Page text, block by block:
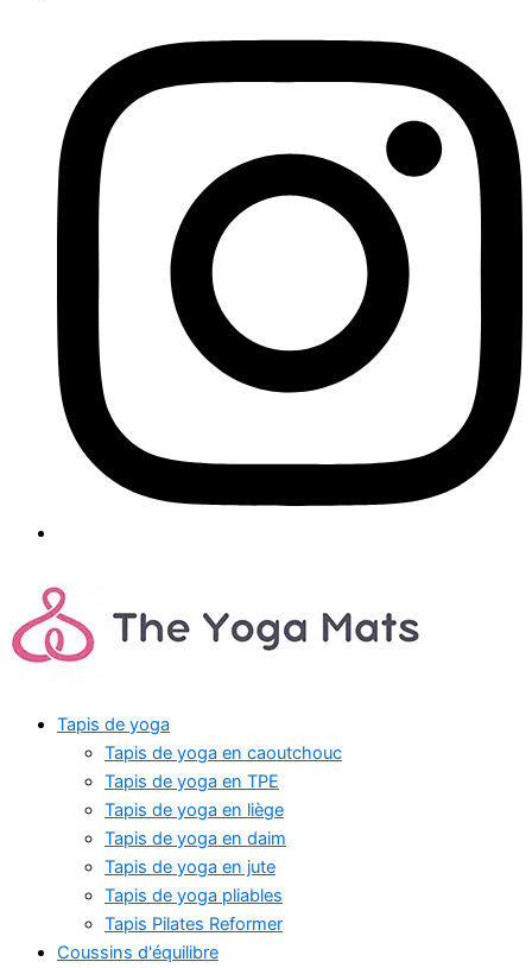
Tapis de yoga
Tapis de yoga en caoutchouc
Tapis de yoga en TPE
Tapis de yoga en liège
Tapis de yoga en daim
Tapis de yoga en jute
Tapis de yoga pliables
Tapis Pilates Reformer
Coussins d'équilibre